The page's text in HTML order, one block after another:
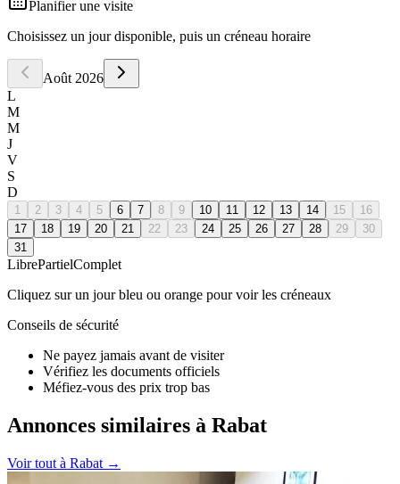
Planifier une visite
Choisissez un jour disponible, puis un créneau horaire
Août 2026
L
M
M
J
V
S
D
1 2 3 4 5 6 7 8 9 10 11 12 13 14 15
16
17
18 19 20 21 22 23 24 25 26 27 28 29
30
31
LibrePartielComplet
Cliquez sur un jour bleu ou orange pour voir les créneaux
Conseils de sécurité
Ne payez jamais avant de visiter
Vérifiez les documents officiels
Méfiez-vous des prix trop bas
Annonces similaires à Rabat
Voir tout à Rabat →